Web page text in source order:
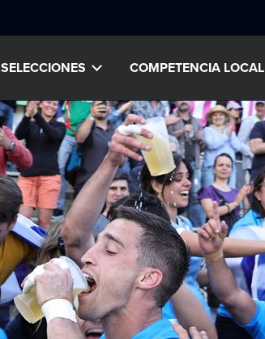
SELECCIONES COMPETENCIA LOCAL